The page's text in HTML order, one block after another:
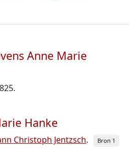
Anne Marie
.
Hanke
Christoph Jentzsch. Bron 1